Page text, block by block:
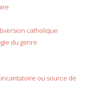
catholique
du genre
incantatoire ou source de